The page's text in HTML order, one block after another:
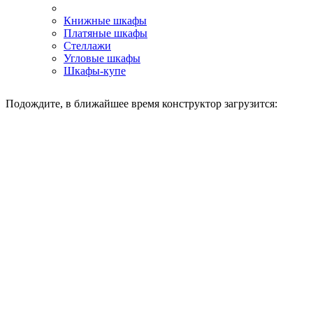
Книжные шкафы
Платяные шкафы
Стеллажи
Угловые шкафы
Шкафы-купе
Подождите, в ближайшее время конструктор загрузится: